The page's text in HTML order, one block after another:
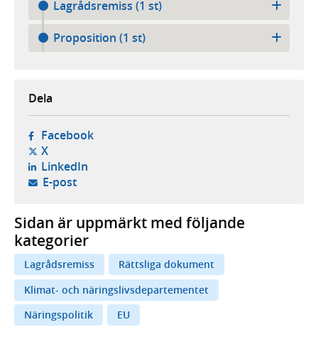
Lagrådsremiss (1 st)
Proposition (1 st)
Dela
Facebook- öppnas i ny flik, extern webbplats,
X- öppnas i ny flik, extern webbplats,
LinkedIn- öppnas i ny flik, extern webbplats,
E-post- öppnar din e-postklient,
Sidan är uppmärkt med följande
kategorier
Lagrådsremiss
Rättsliga dokument
Klimat- och näringslivsdepartementet
Näringspolitik
EU